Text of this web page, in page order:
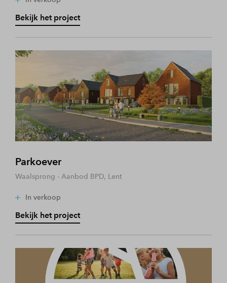
Bekijk het project
Parkoever
Waalsprong - Aanbod BPD, Lent
In verkoop
Bekijk het project